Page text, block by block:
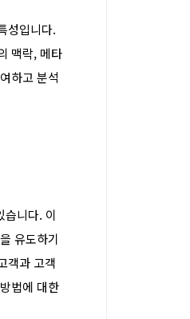
성입니다.
맥락, 메타
하고 분석
습니다. 이
유도하기
객과 고객
법에 대한